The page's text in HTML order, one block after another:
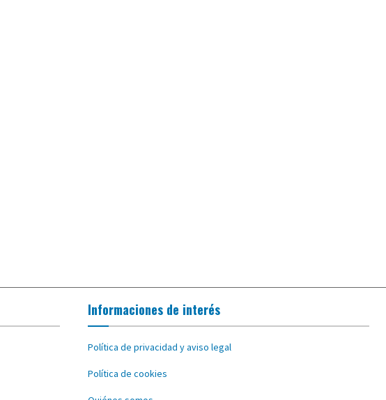
Informaciones de interés
Política de privacidad y aviso legal
Política de cookies